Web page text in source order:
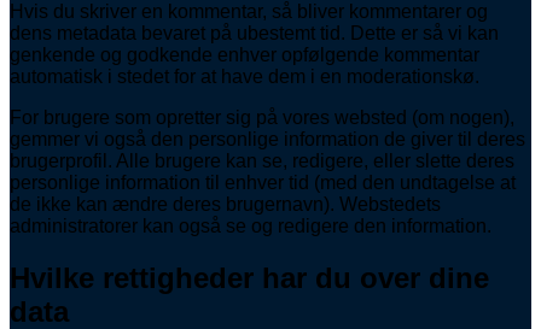
Hvis du skriver en kommentar, så bliver kommentarer og
dens metadata bevaret på ubestemt tid. Dette er så vi kan
genkende og godkende enhver opfølgende kommentar
automatisk i stedet for at have dem i en moderationskø.
For brugere som opretter sig på vores websted (om nogen),
gemmer vi også den personlige information de giver til deres
brugerprofil. Alle brugere kan se, redigere, eller slette deres
personlige information til enhver tid (med den undtagelse at
de ikke kan ændre deres brugernavn). Webstedets
administratorer kan også se og redigere den information.
Hvilke rettigheder har du over dine
data